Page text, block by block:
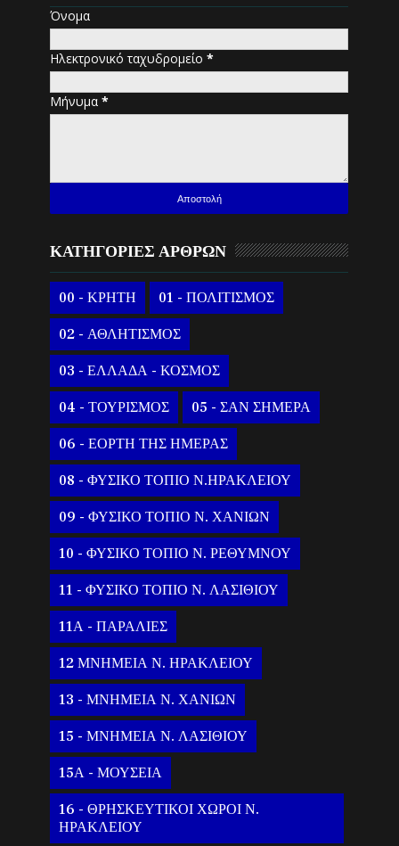
Όνομα
Ηλεκτρονικό ταχυδρομείο*
Μήνυμα*
ΚΑΤΗΓΟΡΙΕΣ ΑΡΘΡΩΝ
00 - ΚΡΗΤΗ 01 - ΠΟΛΙΤΙΣΜΟΣ
02 - ΑΘΛΗΤΙΣΜΟΣ
03 - ΕΛΛΑΔΑ - ΚΟΣΜΟΣ
04 - ΤΟΥΡΙΣΜΟΣ 05 - ΣΑΝ ΣΗΜΕΡΑ
06 - ΕΟΡΤΗ ΤΗΣ ΗΜΕΡΑΣ
08 - ΦΥΣΙΚΟ ΤΟΠΙΟ Ν.ΗΡΑΚΛΕΙΟΥ
09 - ΦΥΣΙΚΟ ΤΟΠΙΟ Ν. ΧΑΝΙΩΝ
10 - ΦΥΣΙΚΟ ΤΟΠΙΟ Ν. ΡΕΘΥΜΝΟΥ
11 - ΦΥΣΙΚΟ ΤΟΠΙΟ Ν. ΛΑΣΙΘΙΟΥ
11Α - ΠΑΡΑΛΙΕΣ
12 ΜΝΗΜΕΙΑ Ν. ΗΡΑΚΛΕΙΟΥ
13 - ΜΝΗΜΕΙΑ Ν. ΧΑΝΙΩΝ
15 - ΜΝΗΜΕΙΑ Ν. ΛΑΣΙΘΙΟΥ
15Α - ΜΟΥΣΕΙΑ
16 - ΘΡΗΣΚΕΥΤΙΚΟΙ ΧΩΡΟΙ Ν.
ΗΡΑΚΛΕΙΟΥ